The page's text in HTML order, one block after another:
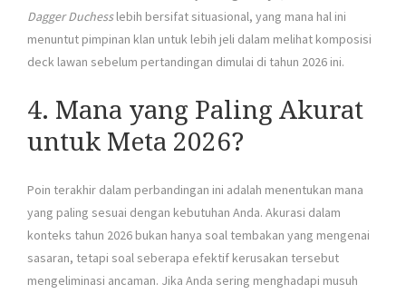
Dagger Duchesslebih bersifat situasional, yang mana hal ini
menuntut pimpinan klan untuk lebih jeli dalam melihat komposisi
deck lawan sebelum pertandingan dimulai di tahun 2026 ini.
4. Mana yang Paling Akurat
untuk Meta 2026?
Poin terakhir dalam perbandingan ini adalah menentukan mana
yang paling sesuai dengan kebutuhan Anda. Akurasi dalam
konteks tahun 2026 bukan hanya soal tembakan yang mengenai
sasaran, tetapi soal seberapa efektif kerusakan tersebut
mengeliminasi ancaman. Jika Anda sering menghadapi musuh